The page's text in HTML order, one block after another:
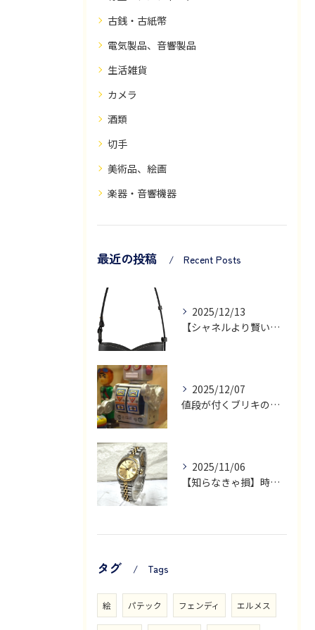
古銭・古紙幣
電気製品、音響製品
生活雑貨
カメラ
酒類
切手
美術品、絵画
楽器・音響機器
最近の投稿 Recent Posts
2025/12/13
【シャネルより賢い選択】今こそ熱い「ミドルブランド」バッグ厳選3選！—買取店が教える”価格高騰時代”の新常識
2025/12/07
値段が付くブリキのおもちゃと付かないブリキのおもちゃの違いとは？高額査定になる7つの条件と国別モデル徹底解説
2025/11/06
【知らなきゃ損】時計の「マニュファクチュール」とは？買取価格も変わる真の高級時計の価値
タグ Tags
絵 パテック フェンディ エルメス